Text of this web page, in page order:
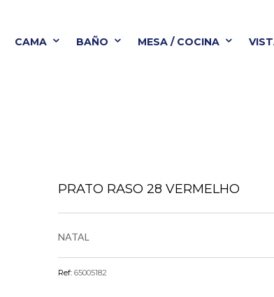
CAMA BAÑO MESA / COCINA
PRATO RASO 28 VERMELHO
NATAL
Ref: 65005182